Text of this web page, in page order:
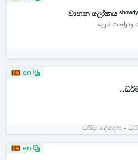
වාහන ලෝකය ˢʰᵒʷᵈʸ
ودراجات نارية
ධර්ම දේශනා -